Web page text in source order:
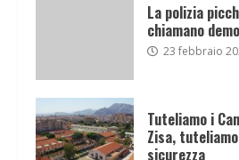
La polizia
chiamano
23 febbraio
Tuteliamo i
Zisa,
sicurezza